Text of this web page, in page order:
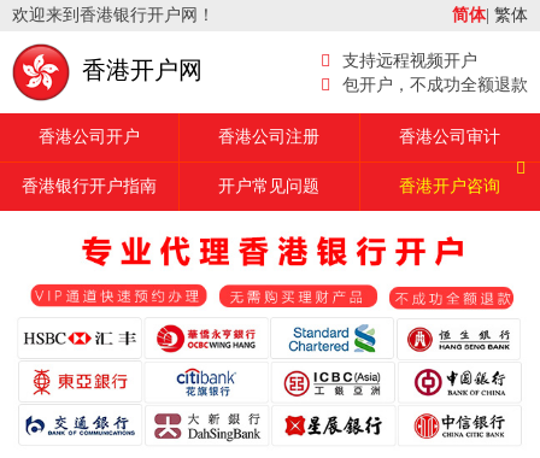
欢迎来到香港银行开户网！ 简体| 繁体
香港开户网
支持远程视频开户
包开户，不成功全额退款
香港公司开户 香港公司注册 香港公司审计
香港银行开户指南 开户常见问题 香港开户咨询